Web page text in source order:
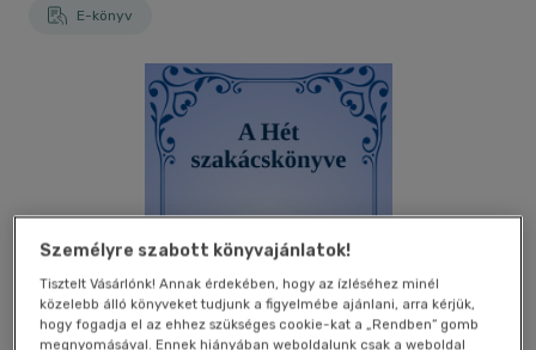
E-könyv
Személyre szabott könyvajánlatok!
Tisztelt Vásárlónk! Annak érdekében, hogy az ízléséhez minél
közelebb álló könyveket tudjunk a figyelmébe ajánlani, arra kérjük,
hogy fogadja el az ehhez szükséges cookie-kat a „Rendben” gomb
megnyomásával. Ennek hiányában weboldalunk csak a weboldal